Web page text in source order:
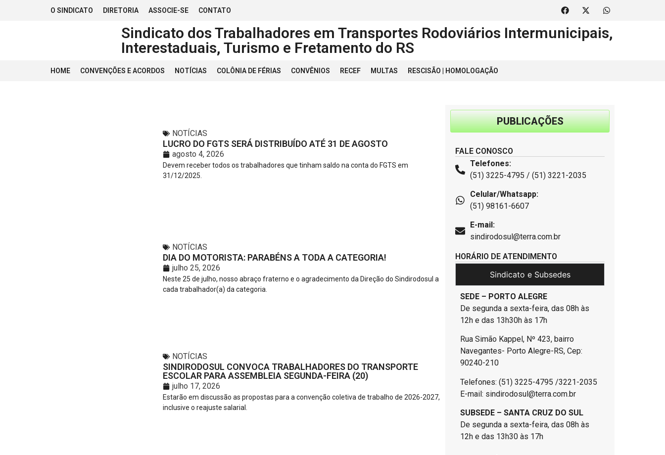
O SINDICATO DIRETORIA ASSOCIE-SE CONTATO
Sindicato dos Trabalhadores em Transportes Rodoviários Intermunicipais,
Interestaduais, Turismo e Fretamento do RS
HOME CONVENÇÕES E ACORDOS NOTÍCIAS COLÔNIA DE FÉRIAS CONVÊNIOS RECEF MULTAS RESCISÃO | HOMOLOGAÇÃO
NOTÍCIAS
LUCRO DO FGTS SERÁ DISTRIBUÍDO ATÉ 31 DE AGOSTO
agosto 4, 2026
Devem receber todos os trabalhadores que tinham saldo na conta do FGTS em
31/12/2025.
NOTÍCIAS
DIA DO MOTORISTA: PARABÉNS A TODA A CATEGORIA!
julho 25, 2026
Neste 25 de julho, nosso abraço fraterno e o agradecimento da Direção do Sindirodosul a
cada trabalhador(a) da categoria.
NOTÍCIAS
SINDIRODOSUL CONVOCA TRABALHADORES DO TRANSPORTE
ESCOLAR PARA ASSEMBLEIA SEGUNDA-FEIRA (20)
julho 17, 2026
Estarão em discussão as propostas para a convenção coletiva de trabalho de 2026-2027,
inclusive o reajuste salarial.
PUBLICAÇÕES
FALE CONOSCO
Telefones:
(51) 3225-4795 / (51) 3221-2035
Celular/Whatsapp:
(51) 98161-6607
E-mail:
sindirodosul@terra.com.br
HORÁRIO DE ATENDIMENTO
Sindicato e Subsedes
SEDE – PORTO ALEGRE
De segunda a sexta-feira, das 08h às
12h e das 13h30h às 17h
Rua Simão Kappel, Nº 423, bairro
Navegantes- Porto Alegre-RS, Cep:
90240-210
Telefones: (51) 3225-4795 /3221-2035
E-mail: sindirodosul@terra.com.br
SUBSEDE – SANTA CRUZ DO SUL
De segunda a sexta-feira, das 08h às
12h e das 13h30 às 17h